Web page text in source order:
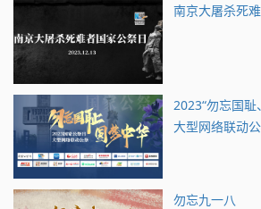
南京大屠杀死
2023“勿忘国耻
大型网络联动
勿忘九一八